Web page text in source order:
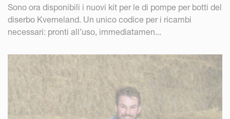
Sono ora disponibili i nuovi kit per le di pompe per botti del
diserbo Kverneland. Un unico codice per i ricambi
necessari: pronti all’uso, immediatamen...